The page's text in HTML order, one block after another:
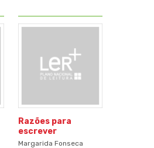
Razões para
escrever
Margarida Fonseca